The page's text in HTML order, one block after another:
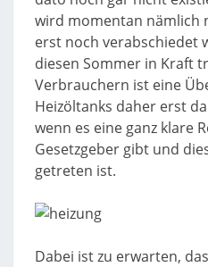
wird momentan nämlich
erst noch verabschiedet
diesen Sommer in Kraft
Verbrauchern ist eine
Heizöltanks daher erst
wenn es eine ganz klare
Gesetzgeber gibt und
getreten ist.
Dabei ist zu erwarten,